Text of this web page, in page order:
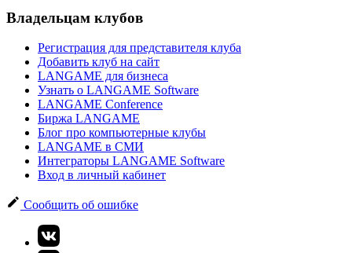
Владельцам клубов
Регистрация для представителя клуба
Добавить клуб на сайт
LANGAME для бизнеса
Узнать о LANGAME Software
LANGAME Conference
Биржа LANGAME
Блог про компьютерные клубы
LANGAME в СМИ
Интеграторы LANGAME Software
Вход в личный кабинет
Сообщить об ошибке